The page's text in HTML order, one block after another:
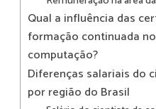
Qual a influência das
formação continuada
computação?
Diferenças salariais do
por região do Brasil